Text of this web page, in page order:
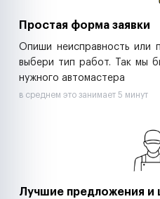
Простая форма заявки
Опиши неисправность или
выбери тип работ. Так мы
нужного автомастера
в среднем это занимает 5 минут
Лучшие предложения и